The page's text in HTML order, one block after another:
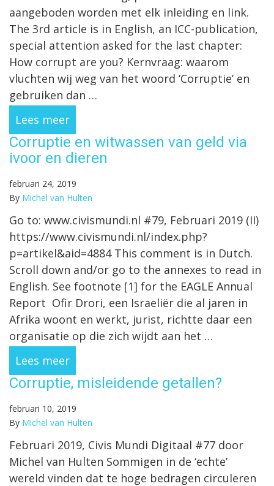
aangeboden worden met elk inleiding en link.
The 3rd article is in English, an ICC-publication,
special attention asked for the last chapter:
How corrupt are you? Kernvraag: waarom
vluchten wij weg van het woord ‘Corruptie’ en
gebruiken dan …
Lees meer
Corruptie en witwassen van geld via
ivoor en dieren
februari 24, 2019
By Michel van Hulten
Go to: www.civismundi.nl #79, Februari 2019 (II)
https://www.civismundi.nl/index.php?
p=artikel&aid=4884 This comment is in Dutch.
Scroll down and/or go to the annexes to read in
English. See footnote [1] for the EAGLE Annual
Report Ofir Drori, een Israeliër die al jaren in
Afrika woont en werkt, jurist, richtte daar een
organisatie op die zich wijdt aan het …
Lees meer
Corruptie, misleidende getallen?
februari 10, 2019
By Michel van Hulten
Februari 2019, Civis Mundi Digitaal #77 door
Michel van Hulten Sommigen in de ‘echte’
wereld vinden dat te hoge bedragen circuleren